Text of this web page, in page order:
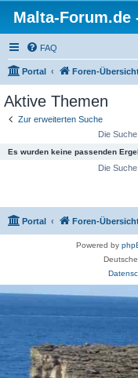
Malta-Forum.de
FAQ
Portal Foren-
Aktive Themen
Zur erweiterten Suche
Die
Es wurden keine passenden
Die
Portal Foren-
Powered by